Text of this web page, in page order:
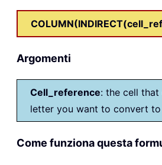
Argomenti
Cell_reference: the cell
letter you want to convert to
Come funziona questa